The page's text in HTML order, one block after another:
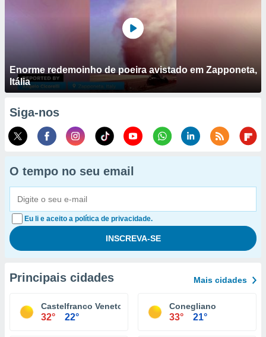
Enorme redemoinho de poeira avistado em Zapponeta,
Itália
Siga-nos
O tempo no seu email
Eu li e aceito a política de privacidade.
Principais cidades Mais cidades
Castelfranco Veneto
32° 22°
Conegliano
33° 21°